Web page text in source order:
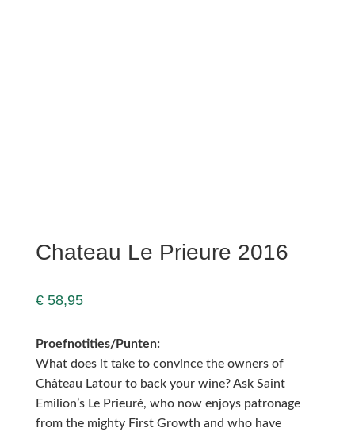
Chateau Le Prieure 2016
€58,95
Proefnotities/Punten:
What does it take to convince the owners of
Château Latour to back your wine? Ask Saint
Emilion’s Le Prieuré, who now enjoys patronage
from the mighty First Growth and who have